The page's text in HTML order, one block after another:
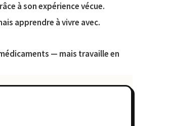
à son expérience vécue.
apprendre à vivre avec.
— mais travaille en